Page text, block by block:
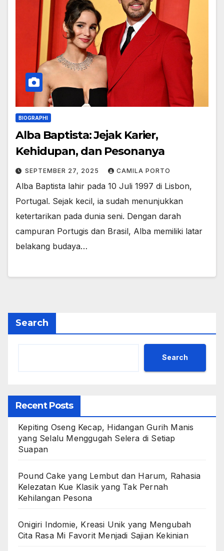
BIOGRAPHI
Alba Baptista: Jejak Karier,
Kehidupan, dan Pesonanya
SEPTEMBER 27, 2025 CAMILA PORTO
Alba Baptista lahir pada 10 Juli 1997 di Lisbon,
Portugal. Sejak kecil, ia sudah menunjukkan
ketertarikan pada dunia seni. Dengan darah
campuran Portugis dan Brasil, Alba memiliki latar
belakang budaya…
Search
Search
Recent Posts
Kepiting Oseng Kecap, Hidangan Gurih Manis
yang Selalu Menggugah Selera di Setiap
Suapan
Pound Cake yang Lembut dan Harum, Rahasia
Kelezatan Kue Klasik yang Tak Pernah
Kehilangan Pesona
Onigiri Indomie, Kreasi Unik yang Mengubah
Cita Rasa Mi Favorit Menjadi Sajian Kekinian